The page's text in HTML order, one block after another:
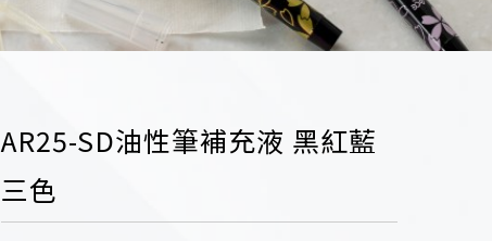
AR25-SD油性筆補充液 黑紅藍
三色